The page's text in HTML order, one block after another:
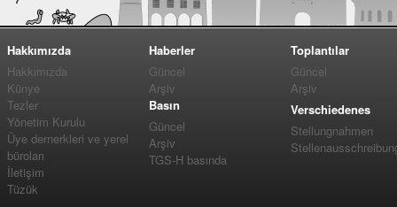
Hakkımızda
Hakkımızda
Künye
Tezler
Yönetim Kurulu
Üye dernerkleri ve yerel
büroları
İletişim
Tüzük
Haberler
Güncel
Arşiv
Basın
Güncel
Arşiv
TGS-H basında
Toplantılar
Güncel
Arşiv
Verschiedenes
Stellungnahmen